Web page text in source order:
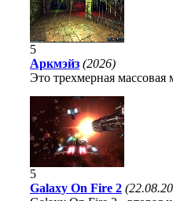
5
Аркмэйз (2026)
Это трехмерная массовая
5
Galaxy On Fire 2